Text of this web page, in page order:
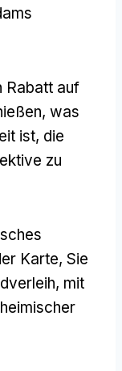
Rabatt auf
was
ist, die
zu
Karte, Sie
mit